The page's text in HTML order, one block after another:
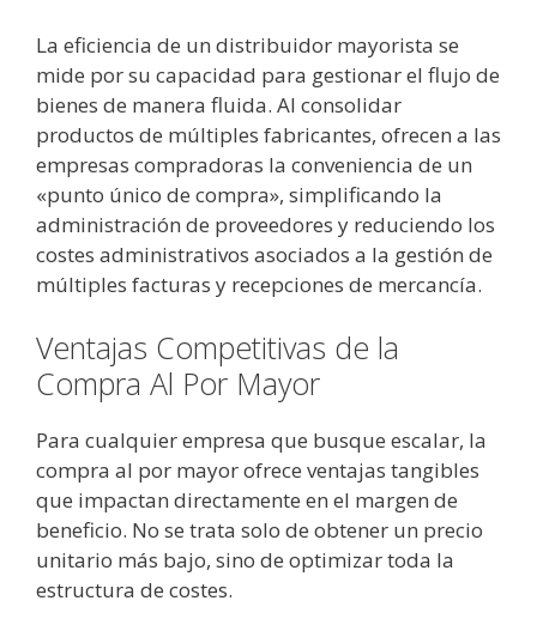
La eficiencia de un distribuidor mayorista se
mide por su capacidad para gestionar el flujo de
bienes de manera fluida. Al consolidar
productos de múltiples fabricantes, ofrecen a las
empresas compradoras la conveniencia de un
«punto único de compra», simplificando la
administración de proveedores y reduciendo los
costes administrativos asociados a la gestión de
múltiples facturas y recepciones de mercancía.
Ventajas Competitivas de la
Compra Al Por Mayor
Para cualquier empresa que busque escalar, la
compra al por mayor ofrece ventajas tangibles
que impactan directamente en el margen de
beneficio. No se trata solo de obtener un precio
unitario más bajo, sino de optimizar toda la
estructura de costes.